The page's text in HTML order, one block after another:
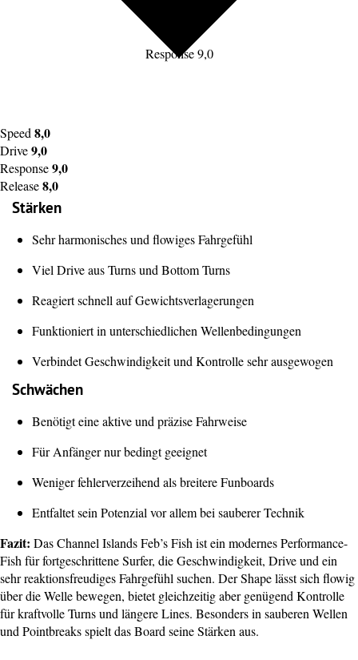
Response 9,0
Speed 8,0
Drive9,0
Response9,0
Release8,0
Stärken
Sehr harmonisches und flowiges Fahrgefühl
Viel Drive aus Turns und Bottom Turns
Reagiert schnell auf Gewichtsverlagerungen
Funktioniert in unterschiedlichen Wellenbedingungen
Verbindet Geschwindigkeit und Kontrolle sehr ausgewogen
Schwächen
Benötigt eine aktive und präzise Fahrweise
Für Anfänger nur bedingt geeignet
Weniger fehlerverzeihend als breitere Funboards
Entfaltet sein Potenzial vor allem bei sauberer Technik
Fazit: Das Channel Islands Feb’s Fish ist ein modernes Performance-
Fish für fortgeschrittene Surfer, die Geschwindigkeit, Drive und ein
sehr reaktionsfreudiges Fahrgefühl suchen. Der Shape lässt sich flowig
über die Welle bewegen, bietet gleichzeitig aber genügend Kontrolle
für kraftvolle Turns und längere Lines. Besonders in sauberen Wellen
und Pointbreaks spielt das Board seine Stärken aus.